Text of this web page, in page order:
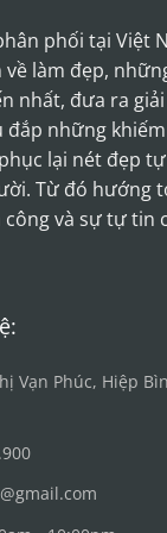
phối tại Việt
về làm đẹp,
nhất, đưa ra
đắp những
lại nét đẹp
Từ đó hướng
và sự tự tin
Vạn Phúc, Hiệp